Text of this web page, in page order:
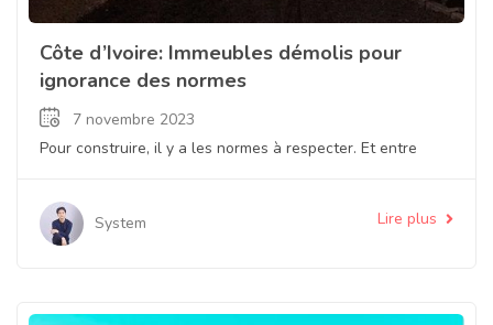
Côte d’Ivoire: Immeubles démolis pour
ignorance des normes
7 novembre 2023
Pour construire, il y a les normes à respecter. Et entre
System Lire plus